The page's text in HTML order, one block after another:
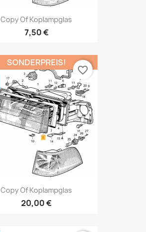
Copy Of Koplampglas
7,50 €
Copy Of Koplampglas
20,00 €
SONDERPREIS!
favorite_border